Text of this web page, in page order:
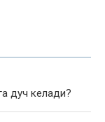
дуч келади?